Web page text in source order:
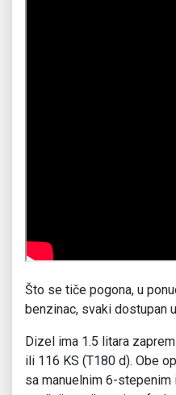
Što se tiče pogona, u
benzinac, svaki dostupan
Dizel ima 1.5 litara
ili 116 KS (T180 d). Obe
sa manuelnim 6-stepenim